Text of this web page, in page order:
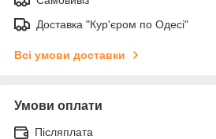
Доставка "Кур'єром по Одесі"
Всі умови доставки
Умови оплати
Післяплата